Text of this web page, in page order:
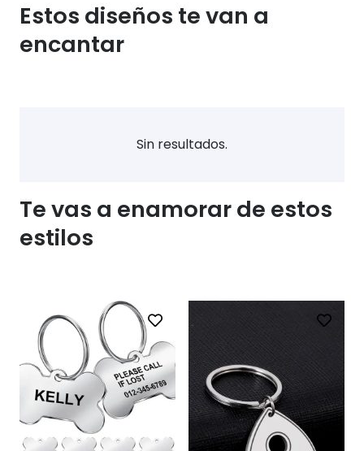
Estos diseños te van a
encantar
Sin resultados.
Te vas a enamorar de estos
estilos